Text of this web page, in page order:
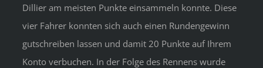
Dillier am meisten Punkte einsammeln konnte. Diese
vier Fahrer konnten sich auch einen Rundengewinn
gutschreiben lassen und damit 20 Punkte auf Ihrem
Konto verbuchen. In der Folge des Rennens wurde